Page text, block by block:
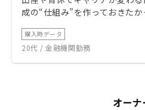
成の“仕組み”を作っておきたか
購入時データ
20代 / 金融機関勤務
オー